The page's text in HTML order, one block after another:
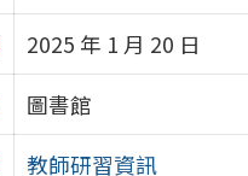
2025 年 1 月 20 日
圖書館
教師研習資訊